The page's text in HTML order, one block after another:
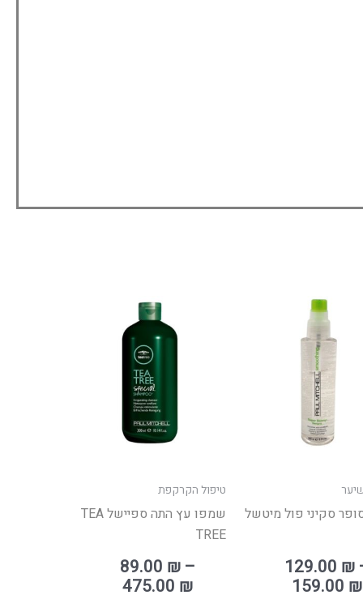
סקיני פול מיטשל
129.00 ₪
159.00 ₪
בעמוד
המוצר
טיפול הקרקפת
שמפו עץ התה ספיישל TEA
TREE
89.00 ₪–
475.00 ₪